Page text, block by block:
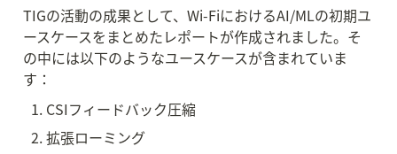
TIGの活動の成果として、Wi-FiにおけるAI/MLの初期ユ
ースケースをまとめたレポートが作成されました。そ
の中には以下のようなユースケースが含まれていま
す：
CSIフィードバック圧縮
拡張ローミング